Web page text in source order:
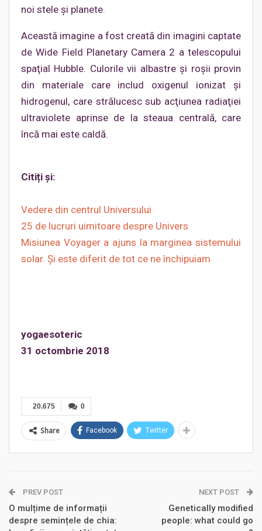
noi stele şi planete.
Această imagine a fost creată din imagini captate
de Wide Field Planetary Camera 2 a telescopului
spaţial Hubble. Culorile vii albastre şi roşii provin
din materiale care includ oxigenul ionizat şi
hidrogenul, care strălucesc sub acţiunea radiaţiei
ultraviolete aprinse de la steaua centrală, care
încă mai este caldă.
Citiți și:
Vedere din centrul Universului
25 de lucruri uimitoare despre Univers
Misiunea Voyager a ajuns la marginea sistemului
solar. Şi este diferit de tot ce ne închipuiam
yogaesoteric
31 octombrie 2018
0
20.675
Share Facebook Twitter
PREV POST
O mulțime de informații
despre semințele de chia:
NEXT POST
Genetically modified
people: what could go